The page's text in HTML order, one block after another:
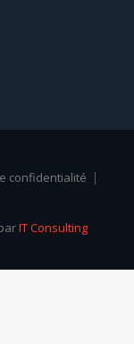
confidentialité
IT Consulting